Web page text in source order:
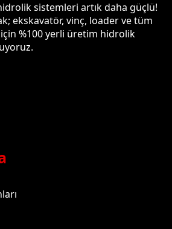
sistemleri artık daha güçlü!
ekskavatör, vinç, loader ve tüm
için %100 yerli üretim hidrolik